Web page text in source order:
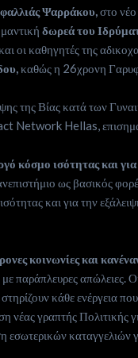
Ψαρράκου,στο
δωρεά του
οι καθηγητές της
καθώς η 26χρονη
της Βίας κατά των
Network Hellas,
κόσμο ισότητας και
ως βασικός
και για την
κοινωνίες και
παράπλευρες απώλειες.
κάθε ενέργεια
νέας γραπτής
εσωτερικών καταγγελιών